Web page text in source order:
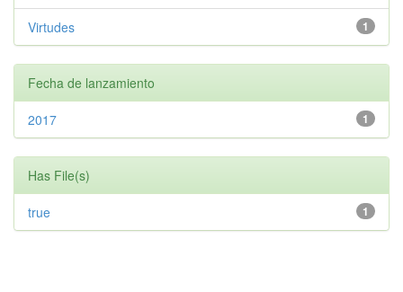
1
Virtudes
Fecha de lanzamiento
1
2017
Has File(s)
1
true